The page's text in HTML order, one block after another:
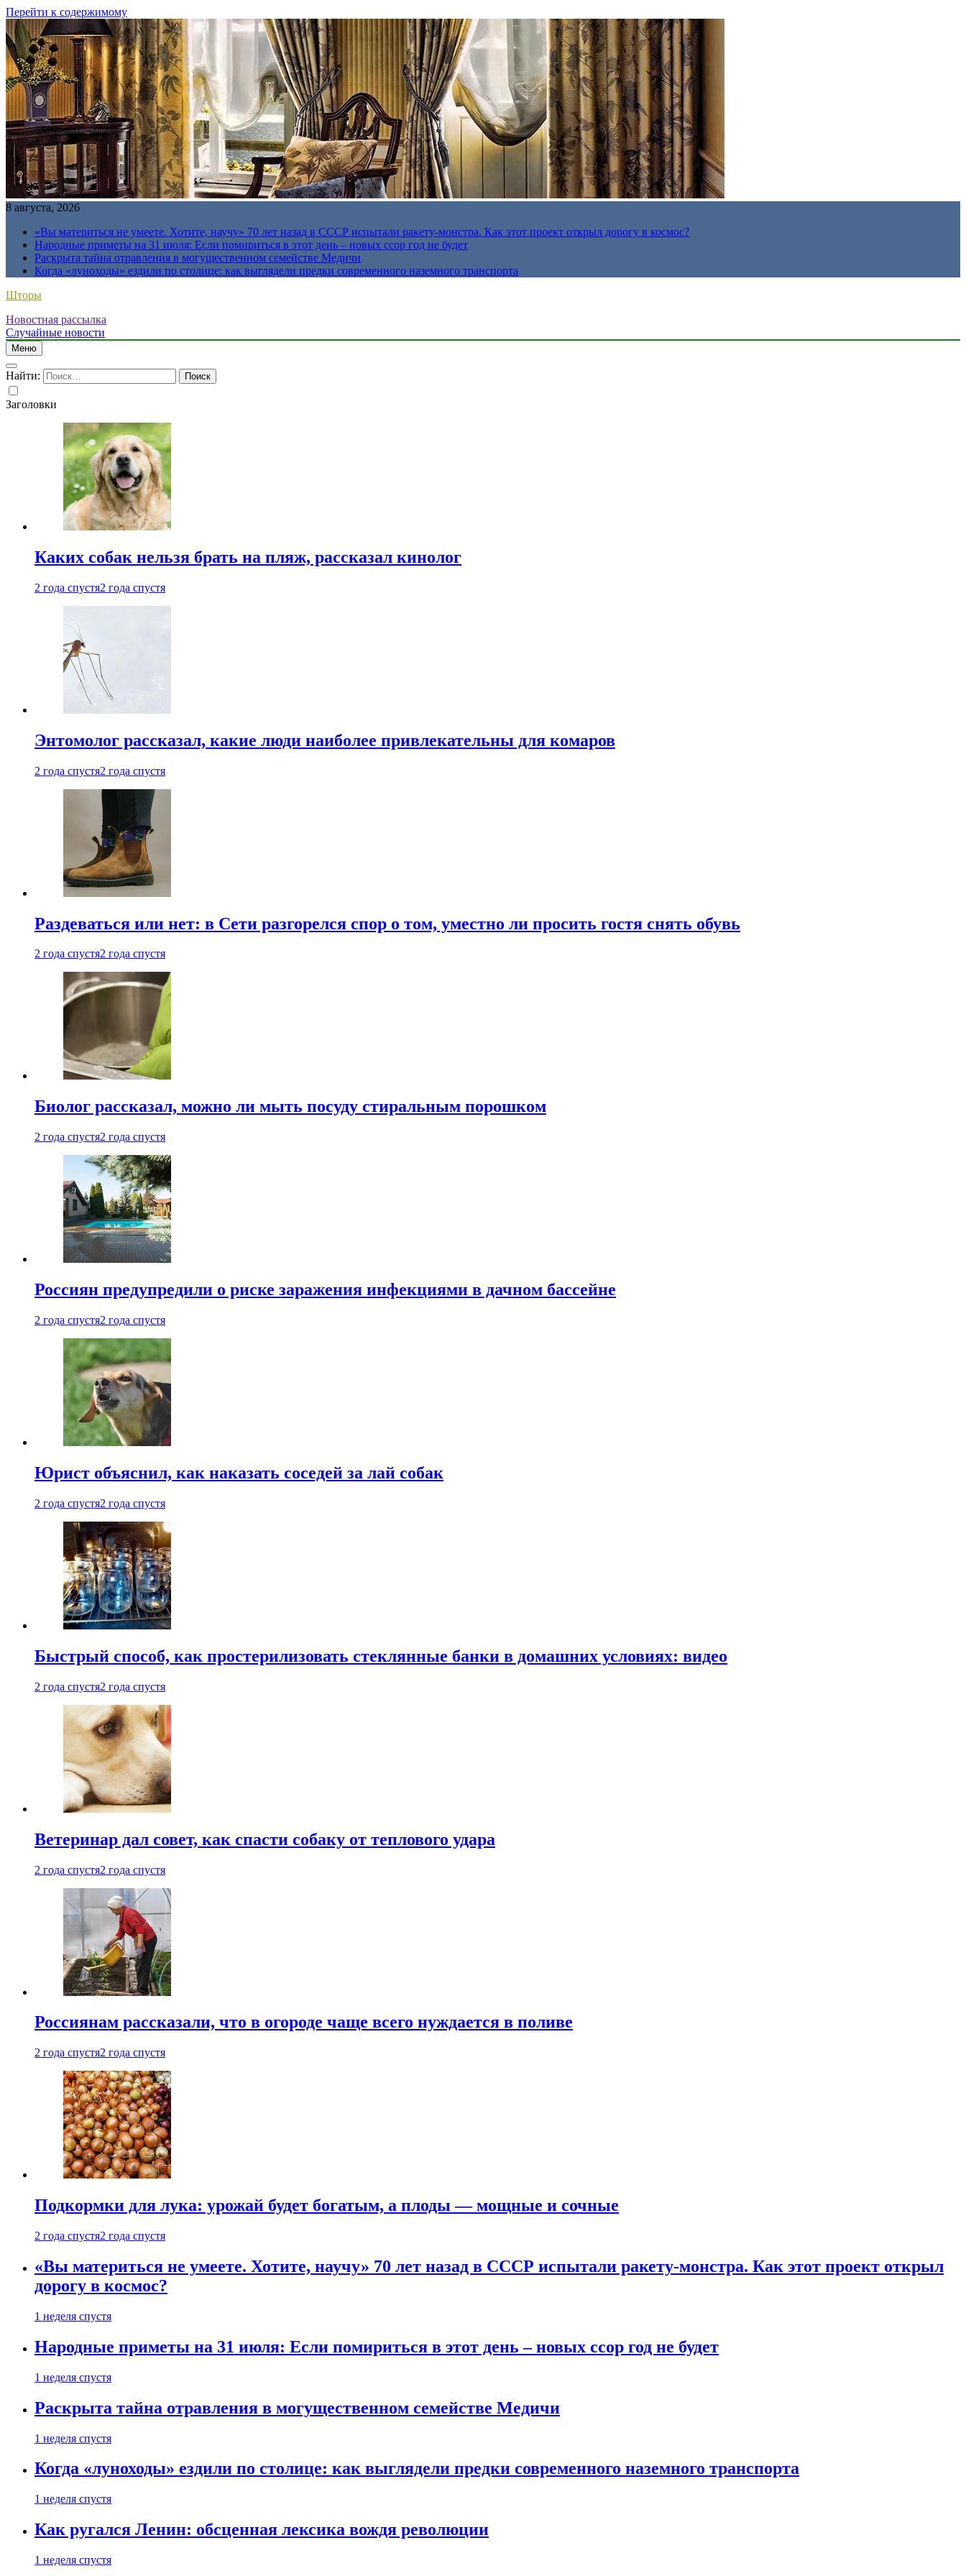
Перейти к содержимому
8 августа, 2026
«Вы материться не умеете. Хотите, научу» 70 лет назад в СССР испытали ракету-монстра. Как этот проект открыл дорогу в космос?
Народные приметы на 31 июля: Если помириться в этот день – новых ссор год не будет
Раскрыта тайна отравления в могущественном семействе Медичи
Когда «луноходы» ездили по столице: как выглядели предки современного наземного транспорта
Шторы
Новостная рассылка
Случайные новости
Меню
Найти:
Заголовки
Каких собак нельзя брать на пляж, рассказал кинолог
2 года спустя2 года спустя
Энтомолог рассказал, какие люди наиболее привлекательны для комаров
2 года спустя2 года спустя
Раздеваться или нет: в Сети разгорелся спор о том, уместно ли просить гостя снять обувь
2 года спустя2 года спустя
Биолог рассказал, можно ли мыть посуду стиральным порошком
2 года спустя2 года спустя
Россиян предупредили о риске заражения инфекциями в дачном бассейне
2 года спустя2 года спустя
Юрист объяснил, как наказать соседей за лай собак
2 года спустя2 года спустя
Быстрый способ, как простерилизовать стеклянные банки в домашних условиях: видео
2 года спустя2 года спустя
Ветеринар дал совет, как спасти собаку от теплового удара
2 года спустя2 года спустя
Россиянам рассказали, что в огороде чаще всего нуждается в поливе
2 года спустя2 года спустя
Подкормки для лука: урожай будет богатым, а плоды — мощные и сочные
2 года спустя2 года спустя
«Вы материться не умеете. Хотите, научу» 70 лет назад в СССР испытали ракету-монстра. Как этот проект открыл
дорогу в космос?
1 неделя спустя
Народные приметы на 31 июля: Если помириться в этот день – новых ссор год не будет
1 неделя спустя
Раскрыта тайна отравления в могущественном семействе Медичи
1 неделя спустя
Когда «луноходы» ездили по столице: как выглядели предки современного наземного транспорта
1 неделя спустя
Как ругался Ленин: обсценная лексика вождя революции
1 неделя спустя